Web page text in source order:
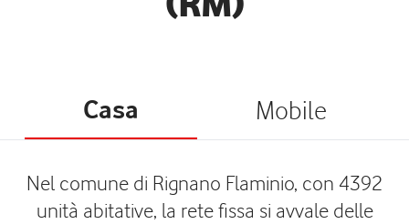
Casa Mobile
Nel comune di Rignano Flaminio, con 4392
unità abitative, la rete fissa si avvale delle